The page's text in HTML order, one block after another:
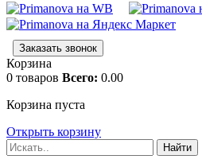
Заказать звонок
Корзина
0 товаров Всего: 0.00
Корзина пуста
Открыть корзину
Найти